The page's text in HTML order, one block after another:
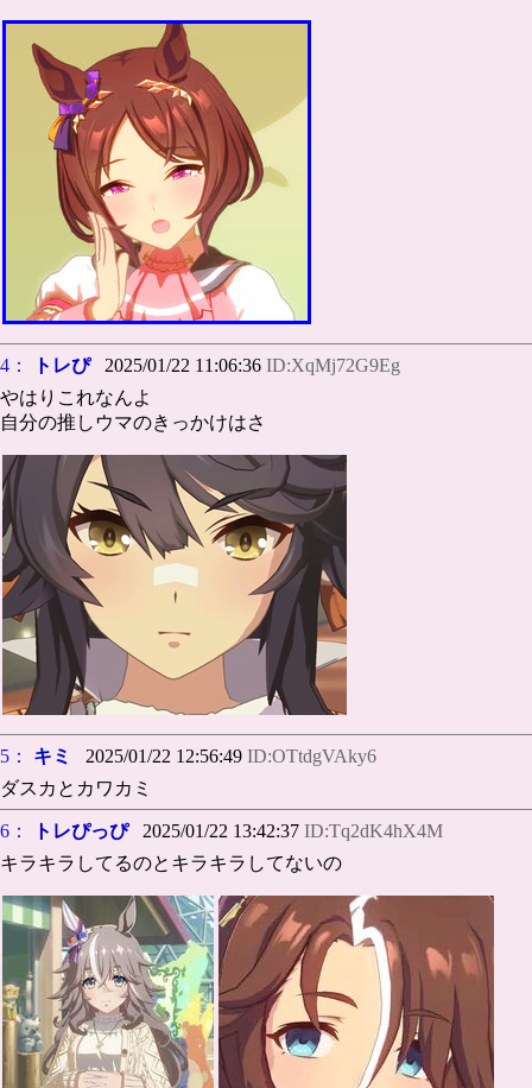
4： トレぴ2025/01/22 11:06:36 ID:XqMj72G9Eg
やはりこれなんよ
自分の推しウマのきっかけはさ
5： キミ 2025/01/22 12:56:49 ID:OTtdgVAky6
ダスカとカワカミ
6： トレぴっぴ2025/01/22 13:42:37 ID:Tq2dK4hX4M
キラキラしてるのとキラキラしてないの